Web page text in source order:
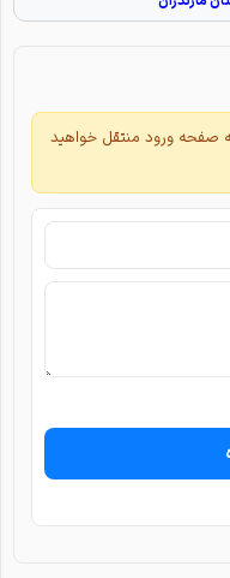
صفحه ورود منتقل خواهید